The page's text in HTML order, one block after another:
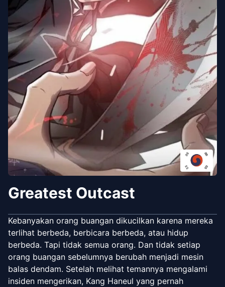
Greatest Outcast
Kebanyakan orang buangan dikucilkan karena mereka
terlihat berbeda, berbicara berbeda, atau hidup
berbeda. Tapi tidak semua orang. Dan tidak setiap
orang buangan sebelumnya berubah menjadi mesin
balas dendam. Setelah melihat temannya mengalami
insiden mengerikan, Kang Haneul yang pernah